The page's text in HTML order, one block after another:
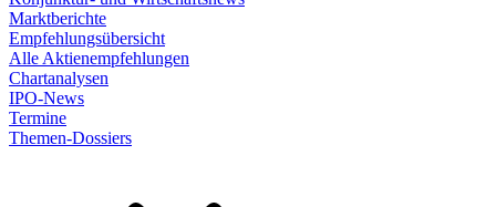
Marktberichte
Empfehlungsübersicht
Alle Aktienempfehlungen
Chartanalysen
IPO-News
Termine
Themen-Dossiers